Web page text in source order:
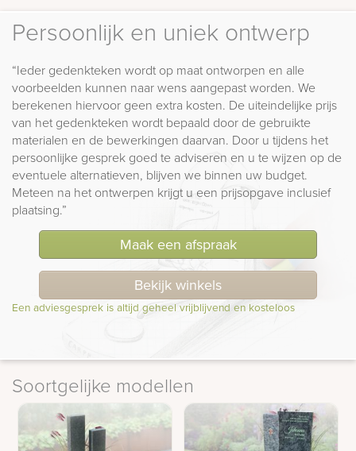
Persoonlijk en uniek ontwerp
“Ieder gedenkteken wordt op maat ontworpen en alle
voorbeelden kunnen naar wens aangepast worden. We
berekenen hiervoor geen extra kosten. De uiteindelijke prijs
van het gedenkteken wordt bepaald door de gebruikte
materialen en de bewerkingen daarvan. Door u tijdens het
persoonlijke gesprek goed te adviseren en u te wijzen op de
eventuele alternatieven, blijven we binnen uw budget.
Meteen na het ontwerpen krijgt u een prijsopgave inclusief
plaatsing.”
Maak een afspraak
Bekijk winkels
Een adviesgesprek is altijd geheel vrijblijvend en kosteloos
Soortgelijke modellen